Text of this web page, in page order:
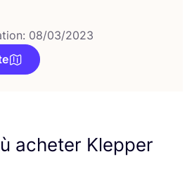
08/03/2023
acheter Klepper